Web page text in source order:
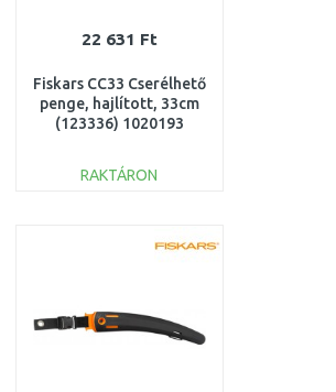
22 631 Ft
Fiskars CC33 Cserélhető
penge, hajlított, 33cm
(123336) 1020193
RAKTÁRON
Összehasonlítás